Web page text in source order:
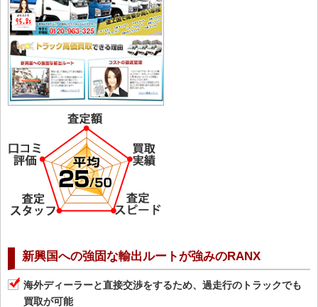
新興国への強固な輸出ルートが強みのRANX
海外ディーラーと直接交渉をするため、過走行のトラックでも
買取が可能